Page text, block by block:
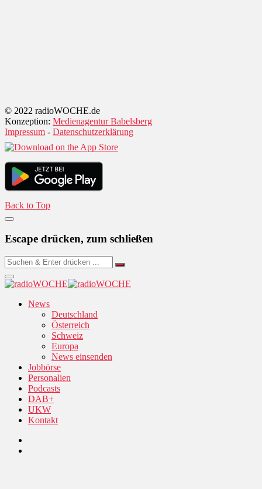
© 2022 radioWOCHE.de
Konzeption: Medienagentur Babelsberg
Impressum - Datenschutzerklärung
Back to Top
Escape drücken, zum schließen
News
Deutschland
Österreich
Schweiz
Europa
News einsenden
Jobbörse
Personalien
Podcasts
DAB+
UKW
Kontakt